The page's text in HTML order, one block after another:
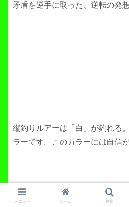
矛盾を逆手に取った、逆転の発
縦釣りルアーは「白」が釣れる
ラーです。このカラーには自信
メニュー ホーム 検索